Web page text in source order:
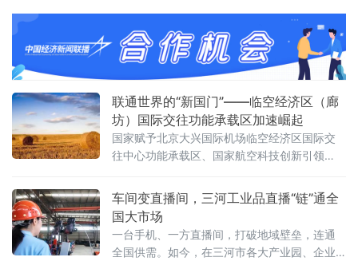
WAIC持续汇聚前沿技术、产业实践与全球智
慧，推动人工智能更好地服务经济社会发展。
联通世界的“新国门”——临空经济区（廊
坊）国际交往功能承载区加速崛起
国家赋予北京大兴国际机场临空经济区国际交
往中心功能承载区、国家航空科技创新引领
位。近年来，临空经济区（廊坊）紧扣“三区”建
设目标，依托大兴机场世界级航空枢纽优势，
持续拓展国际商务交往与文化交流功能，全力
构筑首都“新国门”，打造京津冀协同发展的重要
引擎，国际交往中心功能承载区的定位愈发清
车间变直播间，三河工业品直播“链”通全
国大市场
一台手机、一方直播间，打破地域壁垒，连通
全国供需。如今，在三河市各大产业园、企业